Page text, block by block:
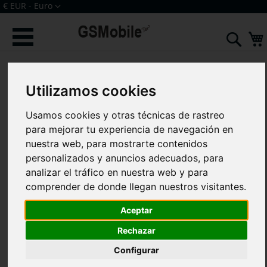
Utilizamos cookies
Usamos cookies y otras técnicas de rastreo
para mejorar tu experiencia de navegación en
nuestra web, para mostrarte contenidos
personalizados y anuncios adecuados, para
analizar el tráfico en nuestra web y para
comprender de donde llegan nuestros visitantes.
Aceptar
Rechazar
Configurar
Ir
al
contenido
Moneda
€ EUR - Euro
galería
imágenes